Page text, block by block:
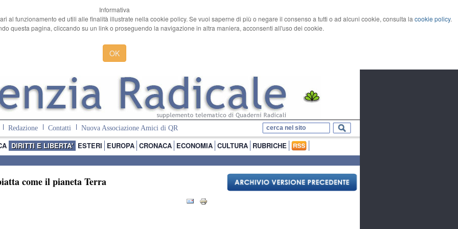
Informativa
al funzionamento ed utili alle finalità illustrate nella cookie policy. Se vuoi saperne di più o negare il consenso a tutti o ad alcuni cookie, consulta la cookie policy.
questa pagina, cliccando su un link o proseguendo la navigazione in altra maniera, acconsenti all'uso dei cookie.
OK
Redazione Contatti Nuova Associazione Amici di QR
DIRITTI E LIBERTA' ESTERI EUROPA CRONACA ECONOMIA CULTURA RUBRICHE
come il pianeta Terra